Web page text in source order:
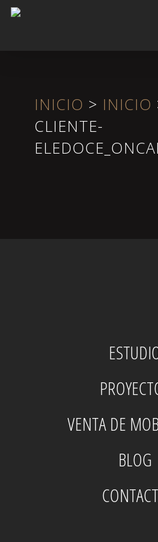
Skip
INICIO > INICIO
CLIENTE-
VENTA DE
BLOG